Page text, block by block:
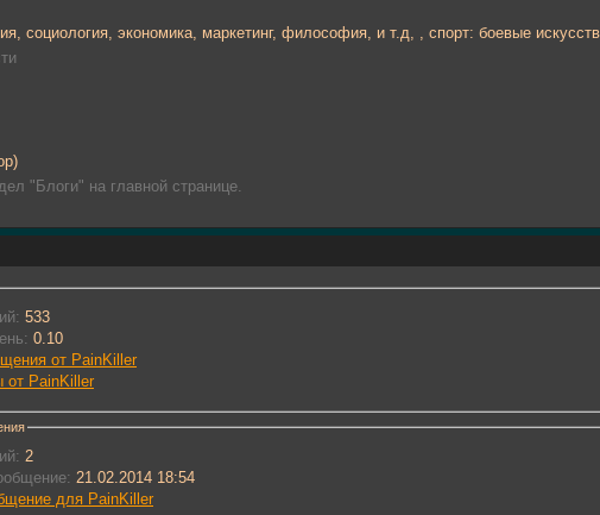
социология, экономика, маркетинг, философия, и т.д, , спорт: боевые
"Блоги" на главной странице.
533
0.10
от PainKiller
от PainKiller
2
21.02.2014 18:54
для PainKiller